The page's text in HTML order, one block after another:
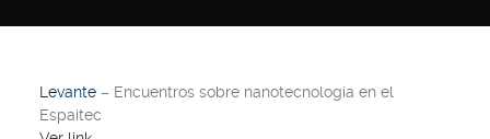
Levante – Encuentros sobre nanotecnología en el
Espaitec